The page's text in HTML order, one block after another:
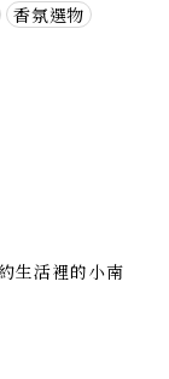
香氛選物
活裡的小南